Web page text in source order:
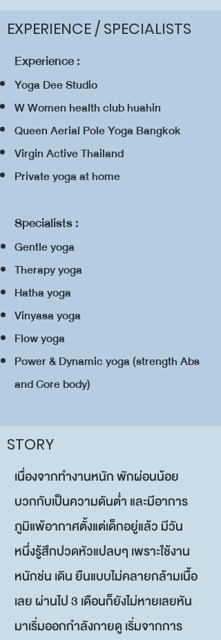
EXPERIENCE / SPECIALISTS
Experience :
Yoga Dee Studio
W Women health club huahin
Queen Aerial Pole Yoga Bangkok
Virgin Active Thailand
Private yoga at home
​Specialists :
Gentle yoga
Therapy yoga
Hatha yoga
Vinyasa yoga
Flow yoga
Power & Dynamic yoga (strength Abs
and Core body)
STORY
เนื่องจากทำงานหนัก พักผ่อนน้อย
บวกกับเป็นความดันต่ำ และมีอาการ
ภูมิแพ้อากาศตั้งแต่เด็กอยู่แล้ว มีวัน
หนึ่งรู้สึกปวดหัวแปลบๆ เพราะใช้งาน
หนักช่น เดิน ยืนแบบไม่คลายกล้ามเนื้อ
เลย ผ่านไป 3 เดือนก็ยังไม่หายเลยหัน
มาเริ่มออกกำลังกายดู เริ่มจากการ